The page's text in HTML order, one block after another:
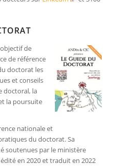
de
de référence
doctorat les
et conseils
doctoral, la
la poursuite
nationale et
du doctorat. Sa
soutenues par le ministère
en 2020 et traduit en 2022